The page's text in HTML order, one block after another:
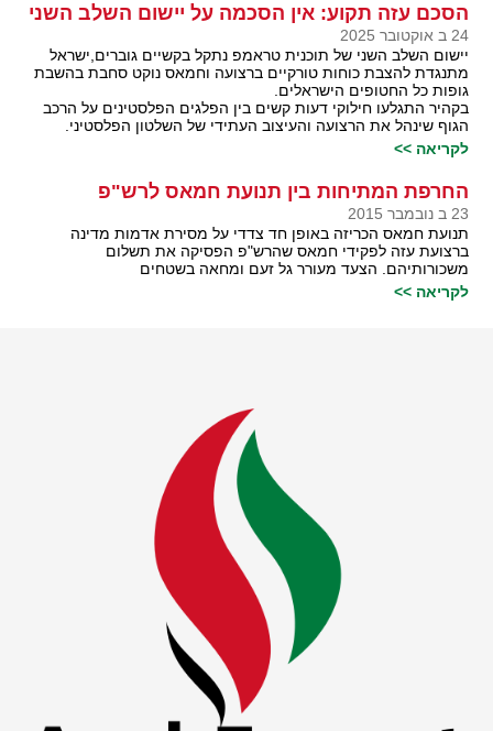
הסכם עזה תקוע: אין הסכמה על יישום השלב השני
24 ב אוקטובר 2025
יישום השלב השני של תוכנית טראמפ נתקל בקשיים גוברים,ישראל
מתנגדת להצבת כוחות טורקיים ברצועה וחמאס נוקט סחבת בהשבת
גופות כל החטופים הישראלים.
בקהיר התגלעו חילוקי דעות קשים בין הפלגים הפלסטינים על הרכב
הגוף שינהל את הרצועה והעיצוב העתידי של השלטון הפלסטיני.
לקריאה >>
החרפת המתיחות בין תנועת חמאס לרש"פ
23 ב נובמבר 2015
תנועת חמאס הכריזה באופן חד צדדי על מסירת אדמות מדינה
ברצועת עזה לפקידי חמאס שהרש"פ הפסיקה את תשלום
משכורותיהם. הצעד מעורר גל זעם ומחאה בשטחים
לקריאה >>